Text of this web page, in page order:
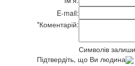
E-mail:
*Коментарій:
Символів
Підтвердіть, що Ви людина